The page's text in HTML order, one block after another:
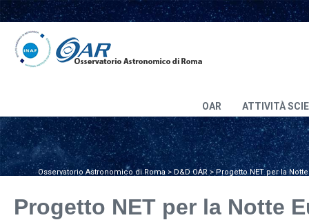
OAR ATTIVITÀ
Osservatorio Astronomico di Roma>D&D OAR>Progetto NET per la
Progetto NET per la Notte